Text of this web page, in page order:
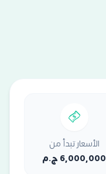
الأسعار تبدأ من
6,000,000 ج.م